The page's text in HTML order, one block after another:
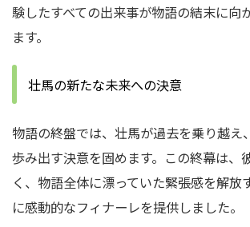
験したすべての出来事が物語の結末に向
ます。
壮馬の新たな未来への決意
物語の終盤では、壮馬が過去を乗り越え
歩み出す決意を固めます。この終幕は、
く、物語全体に漂っていた緊張感を解放
に感動的なフィナーレを提供しました。